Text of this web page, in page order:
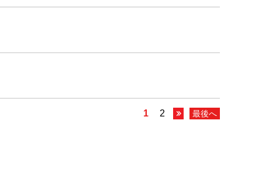
1 2 最後へ